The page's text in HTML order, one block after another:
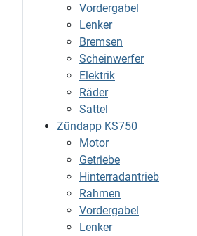
Vordergabel
Lenker
Bremsen
Scheinwerfer
Elektrik
Räder
Sattel
Zündapp KS750
Motor
Getriebe
Hinterradantrieb
Rahmen
Vordergabel
Lenker